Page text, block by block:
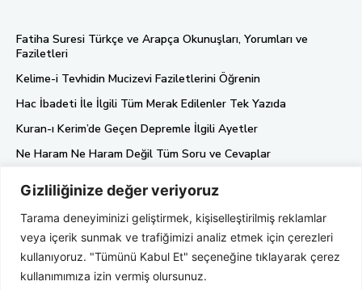
Gizliliğinize değer veriyoruz
Tarama deneyiminizi geliştirmek, kişiselleştirilmiş reklamlar
veya içerik sunmak ve trafiğimizi analiz etmek için çerezleri
kullanıyoruz. "Tümünü Kabul Et" seçeneğine tıklayarak çerez
kullanımımıza izin vermiş olursunuz.
Fatiha Suresi Türkçe ve Arapça Okunuşları, Yorumları ve
Faziletleri
Kelime-i Tevhidin Mucizevi Faziletlerini Öğrenin
Hac İbadeti İle İlgili Tüm Merak Edilenler Tek Yazıda
Kuran-ı Kerim’de Geçen Depremle İlgili Ayetler
Ne Haram Ne Haram Değil Tüm Soru ve Cevaplar
Gizlilik Politikası
Hakkımızda